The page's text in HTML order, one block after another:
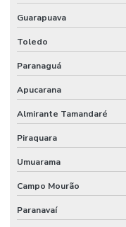
Laudo de vistoria de obra
Laudo de vistoria de obra
Laudo de vistoria de
Laudo de vistoria
Laudo de vistoria técnica
Laudo de vistoria técnica
Laudo de vistoria técnica
Guarapuava
Toledo
Paranaguá
Apucarana
Almirante Tamandaré
Piraquara
Umuarama
Campo Mourão
Paranavaí